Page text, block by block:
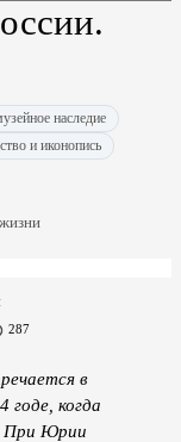
наследие
и иконопись
287
в
годе, когда
При Юрии